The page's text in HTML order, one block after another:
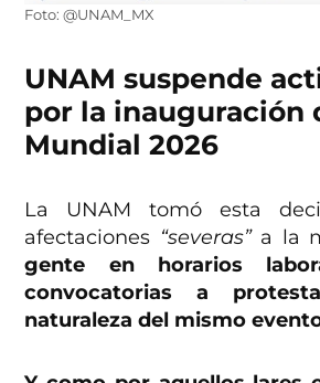
Foto: @UNAM_MX
UNAM suspende
por la inauguración
Mundial 2026
La UNAM tomó esta
afectaciones “severas”a la
gente en horarios
convocatorias a
naturaleza del mismo